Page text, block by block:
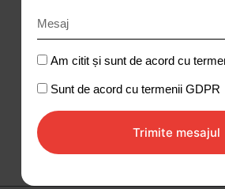
a
0Am citit și sunt de acord cu
Sunt de acord cu termenii GDPR
Trimite mesajul